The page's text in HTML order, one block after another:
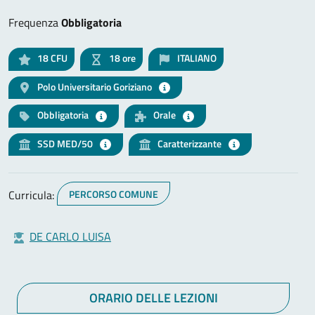
FrequenzaObbligatoria
18CFU 18 ore
ITALIANO
Polo Universitario Goriziano
Obbligatoria
Orale
SSD MED/50
Caratterizzante
Curricula: PERCORSO COMUNE
DE CARLO LUISA
ORARIO DELLE LEZIONI